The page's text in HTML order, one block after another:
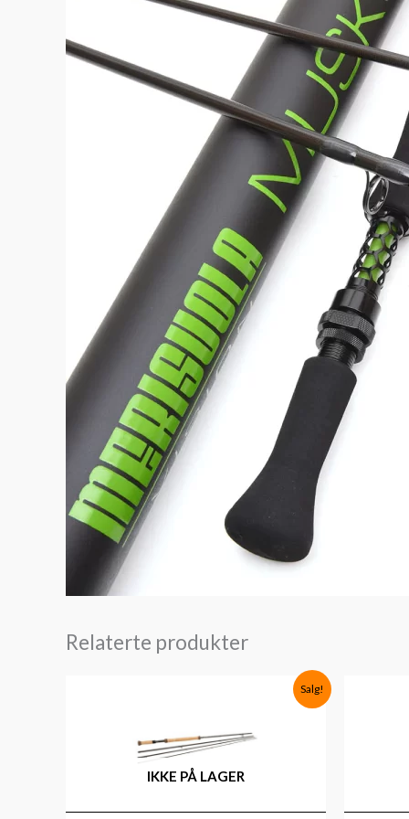
Relaterte produkter
Salg!
IKKE PÅ LAGER